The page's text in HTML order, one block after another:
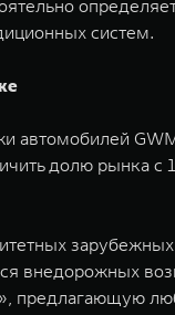
систем.
долю рынка
внедорожных
предлагающую